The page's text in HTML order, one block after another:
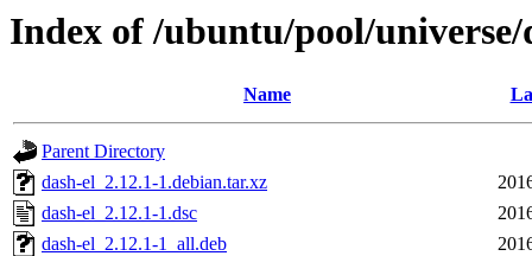
Index of /ubuntu/pool/universe/
Name
Parent Directory
dash-el_2.12.1-1.debian.tar.xz
dash-el_2.12.1-1.dsc
dash-el_2.12.1-1_all.deb